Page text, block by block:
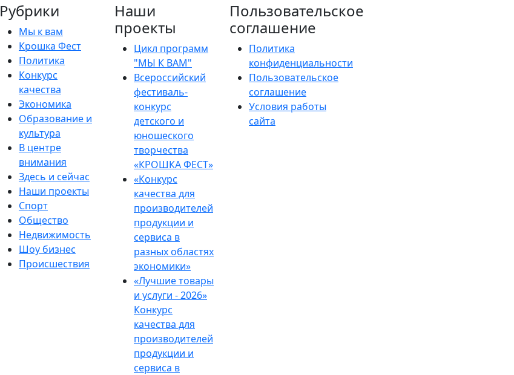
Рубрики
Мы к вам
Крошка Фест
Политика
Конкурс
качества
Экономика
Образование и
культура
В центре
внимания
Здесь и сейчас
Наши проекты
Спорт
Общество
Недвижимость
Шоу бизнес
Происшествия
Наши
проекты
Цикл программ
"МЫ К ВАМ"
Всероссийский
фестиваль-
конкурс
детского и
юношеского
творчества
«КРОШКА ФЕСТ»
«Конкурс
качества для
производителей
продукции и
сервиса в
разных областях
экономики»
«Лучшие товары
и услуги - 2026»
Конкурс
качества для
производителей
продукции и
сервиса в
Пользовательское
соглашение
Политика
конфиденциальности
Пользовательское
соглашение
Условия работы
сайта